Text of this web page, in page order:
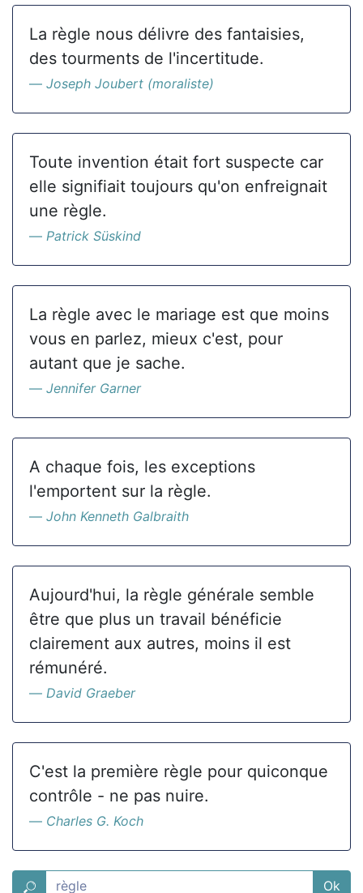
La règle nous délivre des fantaisies,
des tourments de l'incertitude.
Joseph Joubert (moraliste)
Toute invention était fort suspecte car
elle signifiait toujours qu'on enfreignait
une règle.
Patrick Süskind
La règle avec le mariage est que moins
vous en parlez, mieux c'est, pour
autant que je sache.
Jennifer Garner
A chaque fois, les exceptions
l'emportent sur la règle.
John Kenneth Galbraith
Aujourd'hui, la règle générale semble
être que plus un travail bénéficie
clairement aux autres, moins il est
rémunéré.
David Graeber
C'est la première règle pour quiconque
contrôle - ne pas nuire.
Charles G. Koch
Ok